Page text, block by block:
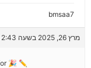
bmsaa7
מרץ 26, 2025 בשעה 2:43 pm